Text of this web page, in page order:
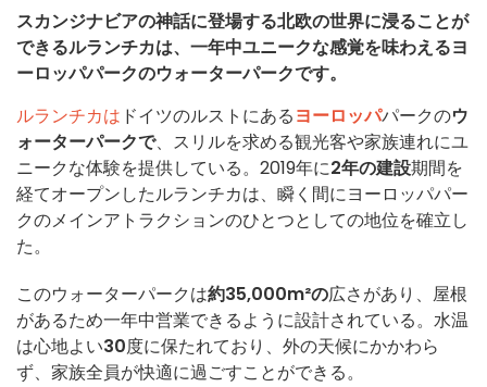
スカンジナビアの神話に登場する北欧の世界に浸ることが
できるルランチカは、一年中ユニークな感覚を味わえるヨ
ーロッパパークのウォーターパークです。
ルランチカは ドイツのルストにあるヨーロッパパークのウ
ォーターパークで、スリルを求める観光客や家族連れにユ
ニークな体験を提供している。2019年に2年の建設期間を
経てオープンしたルランチカは、瞬く間にヨーロッパパー
クのメインアトラクションのひとつとしての地位を確立し
た。
このウォーターパークは約35,000m²の広さがあり、屋根
があるため一年中営業できるように設計されている。水温
は心地よい30度に保たれており、外の天候にかかわら
ず、家族全員が快適に過ごすことができる。